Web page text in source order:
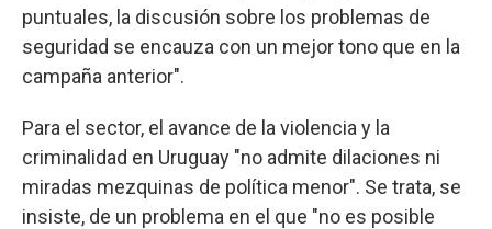
puntuales, la discusión sobre los problemas de
seguridad se encauza con un mejor tono que en la
campaña anterior".
Para el sector, el avance de la violencia y la
criminalidad en Uruguay "no admite dilaciones ni
miradas mezquinas de política menor". Se trata, se
insiste, de un problema en el que "no es posible